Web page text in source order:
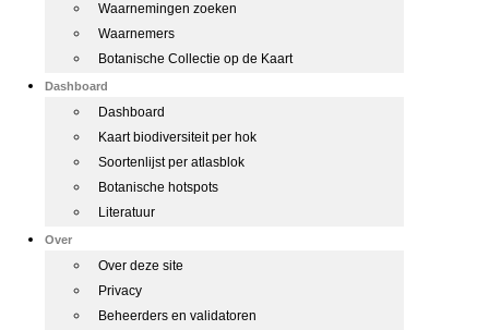
Waarnemingen zoeken
Waarnemers
Botanische Collectie op de Kaart
Dashboard
Dashboard
Kaart biodiversiteit per hok
Soortenlijst per atlasblok
Botanische hotspots
Literatuur
Over
Over deze site
Privacy
Beheerders en validatoren